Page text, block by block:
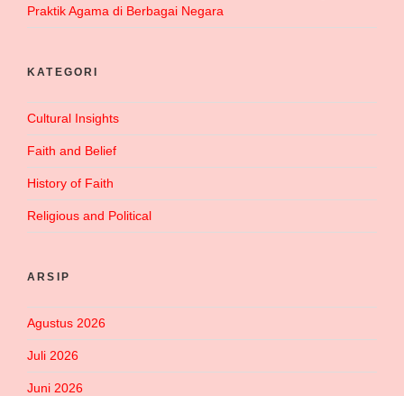
Praktik Agama di Berbagai Negara
KATEGORI
Cultural Insights
Faith and Belief
History of Faith
Religious and Political
ARSIP
Agustus 2026
Juli 2026
Juni 2026